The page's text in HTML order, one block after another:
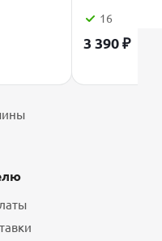
16
3 390₽